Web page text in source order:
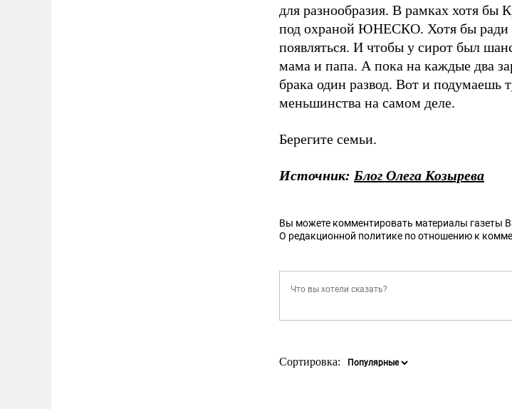
для разнообразия. В рамках хотя бы
под охраной ЮНЕСКО. Хотя бы ради
появляться. И чтобы у сирот был
мама и папа. А пока на каждые два
брака один развод. Вот и подумаешь
меньшинства на самом деле.
Берегите семьи.
Источник: Блог Олега Козырева
Вы можете комментировать материалы газеты
О редакционной политике по отношению к
Сортировка: